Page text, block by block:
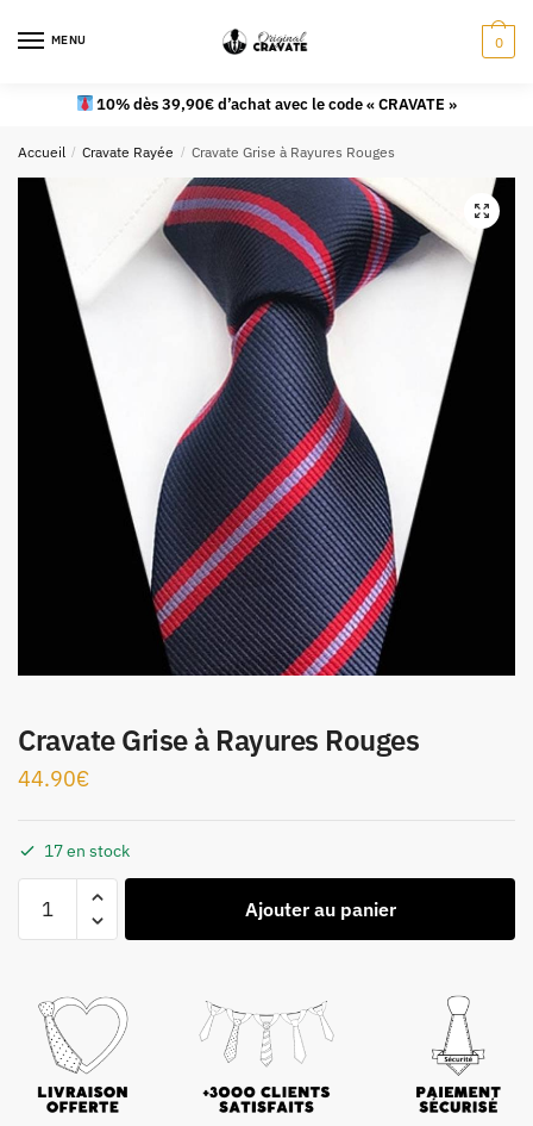
MENU 0
10% dès 39,90€ d’achat avec le code « CRAVATE »
Accueil / Cravate Rayée / Cravate Grise à Rayures Rouges
Cravate Grise à Rayures Rouges
44.90€
17 en stock
Ajouter au panier